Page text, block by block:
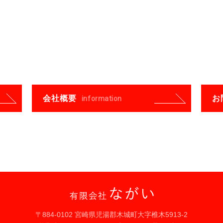
会社概要 information お
〒884-0102 宮崎県児湯郡木城町大字椎木5913-2